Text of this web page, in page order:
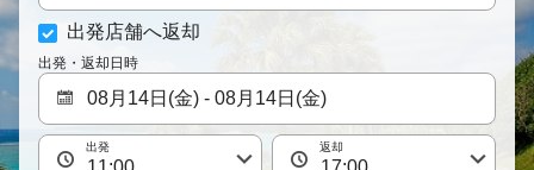
出発店舗へ返却
出発・返却日時
出発 返却